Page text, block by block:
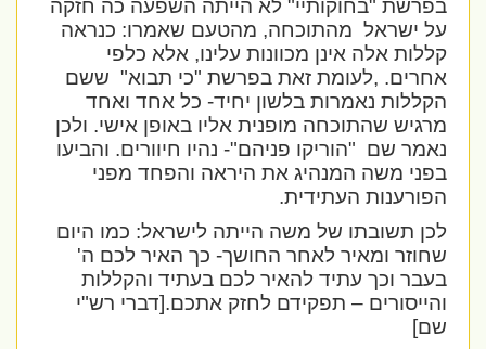
בפרשת "בחוקותיי" לא הייתה השפעה כה חזקה
על ישראל מהתוכחה, מהטעם שאמרו: כנראה
קללות אלה אינן מכוונות עלינו, אלא כלפי
אחרים. ,לעומת זאת בפרשת "כי תבוא" ששם
הקללות נאמרות בלשון יחיד- כל אחד ואחד
מרגיש שהתוכחה מופנית אליו באופן אישי. ולכן
נאמר שם "הוריקו פניהם"- נהיו חיוורים. והביעו
בפני משה המנהיג את היראה והפחד מפני
הפורענות העתידית.
לכן תשובתו של משה הייתה לישראל: כמו היום
שחוזר ומאיר לאחר החושך- כך האיר לכם ה'
בעבר וכך עתיד להאיר לכם בעתיד והקללות
והייסורים – תפקידם לחזק אתכם.[דברי רש"י
שם]